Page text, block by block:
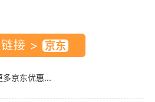
接 >
多京东优惠...